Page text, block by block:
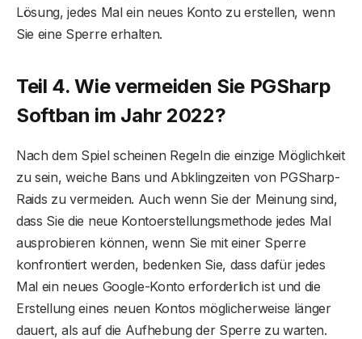
Lösung, jedes Mal ein neues Konto zu erstellen, wenn
Sie eine Sperre erhalten.
Teil 4. Wie vermeiden Sie PGSharp
Softban im Jahr 2022?
Nach dem Spiel scheinen Regeln die einzige Möglichkeit
zu sein, weiche Bans und Abklingzeiten von PGSharp-
Raids zu vermeiden. Auch wenn Sie der Meinung sind,
dass Sie die neue Kontoerstellungsmethode jedes Mal
ausprobieren können, wenn Sie mit einer Sperre
konfrontiert werden, bedenken Sie, dass dafür jedes
Mal ein neues Google-Konto erforderlich ist und die
Erstellung eines neuen Kontos möglicherweise länger
dauert, als auf die Aufhebung der Sperre zu warten.